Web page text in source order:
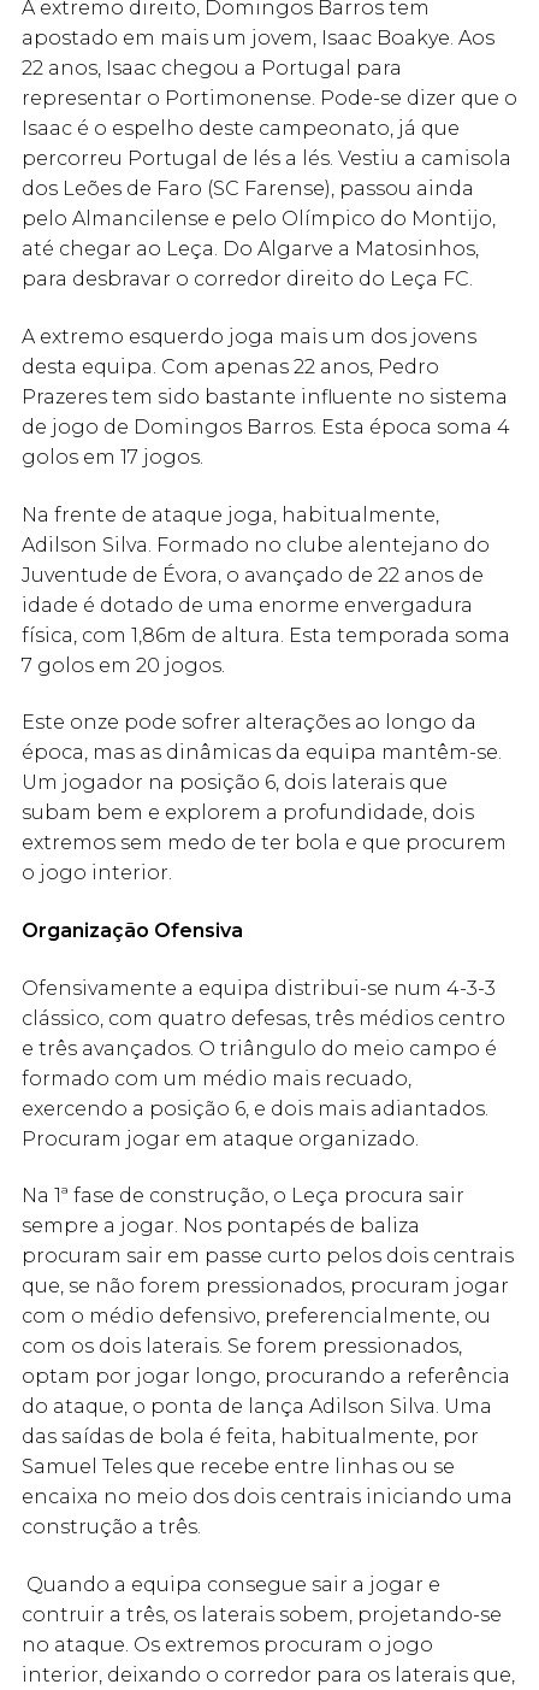
A extremo direito, Domingos Barros tem
apostado em mais um jovem, Isaac Boakye. Aos
22 anos, Isaac chegou a Portugal para
representar o Portimonense. Pode-se dizer que o
Isaac é o espelho deste campeonato, já que
percorreu Portugal de lés a lés. Vestiu a camisola
dos Leões de Faro (SC Farense), passou ainda
pelo Almancilense e pelo Olímpico do Montijo,
até chegar ao Leça. Do Algarve a Matosinhos,
para desbravar o corredor direito do Leça FC.
A extremo esquerdo joga mais um dos jovens
desta equipa. Com apenas 22 anos, Pedro
Prazeres tem sido bastante influente no sistema
de jogo de Domingos Barros. Esta época soma 4
golos em 17 jogos.
Na frente de ataque joga, habitualmente,
Adilson Silva. Formado no clube alentejano do
Juventude de Évora, o avançado de 22 anos de
idade é dotado de uma enorme envergadura
física, com 1,86m de altura. Esta temporada soma
7 golos em 20 jogos.
Este onze pode sofrer alterações ao longo da
época, mas as dinâmicas da equipa mantêm-se.
Um jogador na posição 6, dois laterais que
subam bem e explorem a profundidade, dois
extremos sem medo de ter bola e que procurem
o jogo interior.
Organização Ofensiva
Ofensivamente a equipa distribui-se num 4-3-3
clássico, com quatro defesas, três médios centro
e três avançados. O triângulo do meio campo é
formado com um médio mais recuado,
exercendo a posição 6, e dois mais adiantados.
Procuram jogar em ataque organizado.
Na 1ª fase de construção, o Leça procura sair
sempre a jogar. Nos pontapés de baliza
procuram sair em passe curto pelos dois centrais
que, se não forem pressionados, procuram jogar
com o médio defensivo, preferencialmente, ou
com os dois laterais. Se forem pressionados,
optam por jogar longo, procurando a referência
do ataque, o ponta de lança Adilson Silva. Uma
das saídas de bola é feita, habitualmente, por
Samuel Teles que recebe entre linhas ou se
encaixa no meio dos dois centrais iniciando uma
construção a três.
Quando a equipa consegue sair a jogar e
contruir a três, os laterais sobem, projetando-se
no ataque. Os extremos procuram o jogo
interior, deixando o corredor para os laterais que,